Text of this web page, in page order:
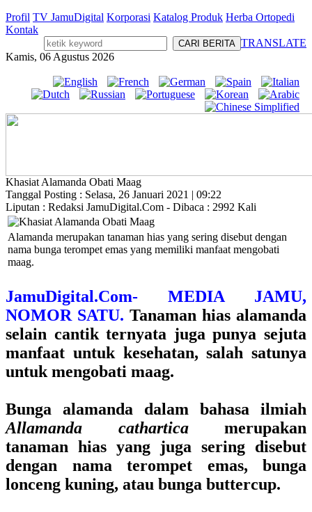
Profil TV JamuDigital Korporasi Katalog Produk Herba Ortopedi
Kontak
TRANSLATE
Kamis, 06 Agustus 2026
Khasiat Alamanda Obati Maag
Tanggal Posting : Selasa, 26 Januari 2021 | 09:22
Liputan : Redaksi JamuDigital.Com - Dibaca : 2992 Kali
Alamanda merupakan tanaman hias yang sering disebut dengan
nama bunga terompet emas yang memiliki manfaat mengobati
maag.
JamuDigital.Com- MEDIA JAMU,
NOMOR SATU. Tanaman hias alamanda
selain cantik ternyata juga punya sejuta
manfaat untuk kesehatan, salah satunya
untuk mengobati maag.
Bunga alamanda dalam bahasa ilmiah
Allamanda catharticamerupakan
tanaman hias yang juga sering disebut
dengan nama terompet emas, bunga
lonceng kuning, atau bunga buttercup.